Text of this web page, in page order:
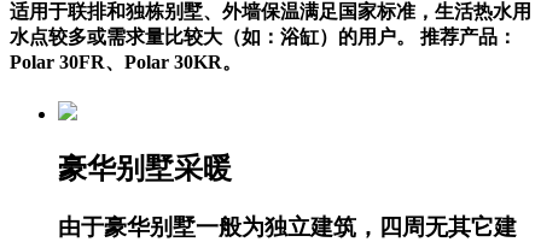
适用于联排和独栋别墅、外墙保温满足国家标准，生活热水用
水点较多或需求量比较大（如：浴缸）的用户。 推荐产品：
Polar 30FR、Polar 30KR。
豪华别墅采暖
由于豪华别墅一般为独立建筑，四周无其它建